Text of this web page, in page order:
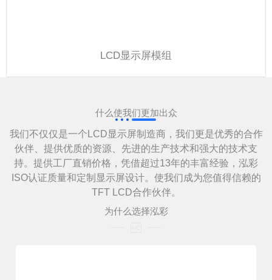
LCD显示屏模组
什么使我们更加出众
我们不仅仅是一个LCD显示屏制造商，我们更是优秀的合作
伙伴、提供优质的资源、先进的生产技术和强大的技术支
持。提供工厂直销价格，凭借超过13年的丰富经验，泓彩
ISO认证质量和定制显示屏设计。使我们成为您值得信赖的
TFT LCD合作伙伴。
为什么选择泓彩